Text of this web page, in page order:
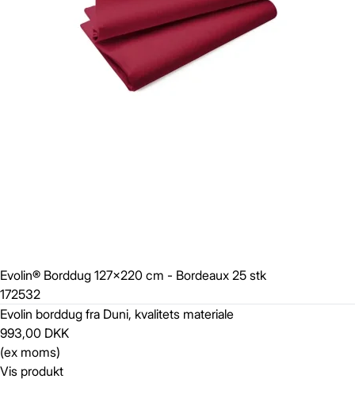
Evolin® Borddug 127x220 cm - Bordeaux 25 stk
172532
Evolin borddug fra Duni, kvalitets materiale
993,00 DKK
(ex moms)
Vis produkt